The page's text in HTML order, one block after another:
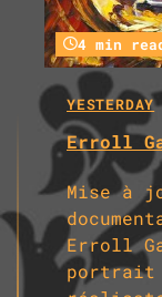
4 min
YESTERDAY
Erroll
Mise à
Erroll
portrait